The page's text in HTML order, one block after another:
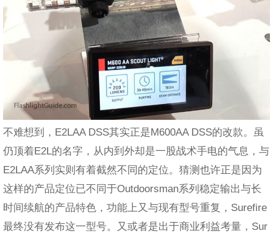
不难想到，E2LAA DSS其实正是M600AA DSS的改款。虽
仍顶着E2L的名字，从内到外却是一股战术手电的气息，与
E2LAA系列实则有着截然不同的定位。猜测也许正是因为
这样的产品定位已不同于Outdoorsman系列稳定输出与长
时间续航的产品特色，功能上又与现有型号重复，Surefire
最终没有发布这一型号。又或者是出于商业利益考量，Sur